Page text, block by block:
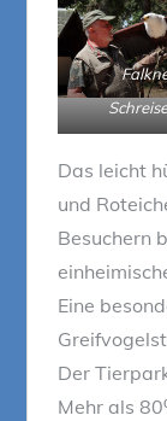
Das leicht
und
Besuchern
Eine
Der
Mehr als